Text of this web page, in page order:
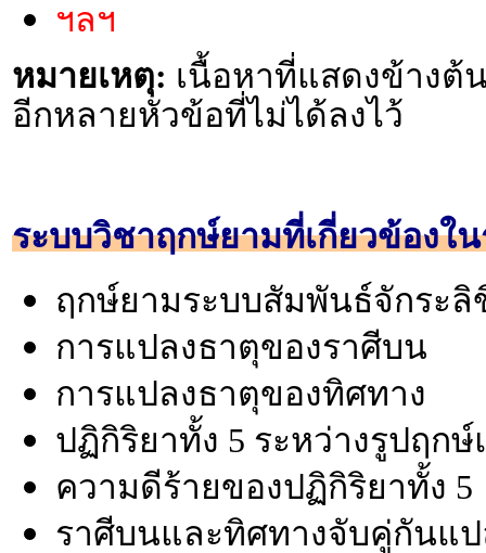
ฯลฯ
หมายเหตุ: เนื้อหาที่แสดงข้างต้
อีกหลายหัวข้อที่ไม่ได้ลงไว้
ระบบวิชาฤกษ์ยามที่เกี่ยวข้องใ
ฤกษ์ยามระบบสัมพันธ์จักระลิ
การแปลงธาตุของราศีบน
การแปลงธาตุของทิศทาง
ปฏิกิริยาทั้ง 5 ระหว่างรูปฤก
ความดีร้ายของปฏิกิริยาทั้ง 5
ราศีบนและทิศทางจับคู่กันแ